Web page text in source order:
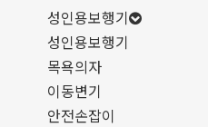
성인용보행기
성인용보행기
목욕의자
이동변기
안전손잡이